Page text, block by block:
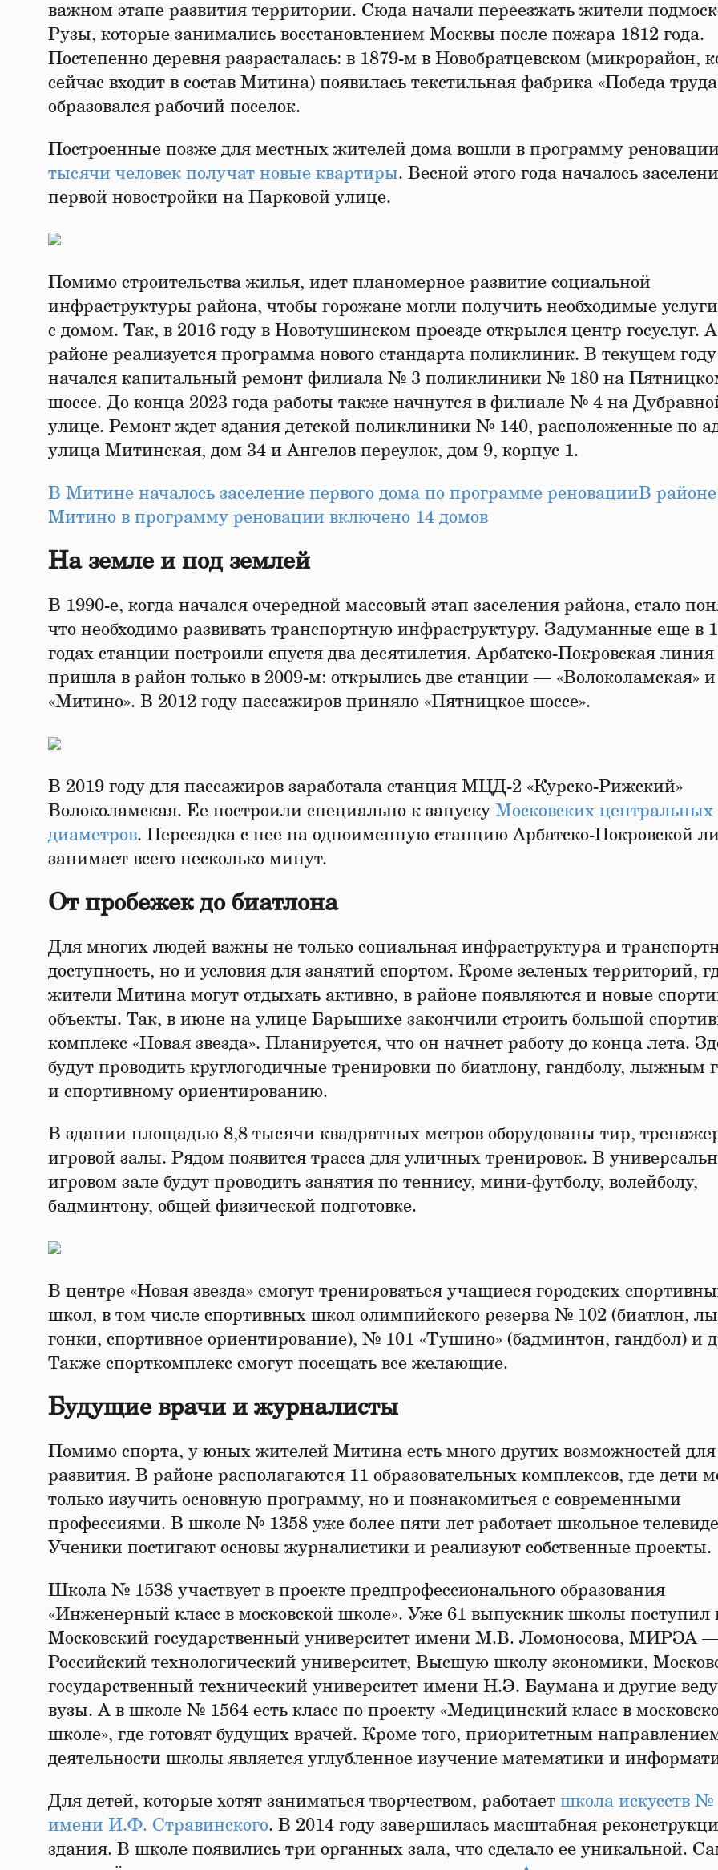
важном этапе развития территории. Сюда начали переезжать жители
Рузы, которые занимались восстановлением Москвы после пожара 1812 года.
Постепенно деревня разрасталась: в 1879-м в Новобратцевском (микрорайон,
сейчас входит в состав Митина) появилась текстильная фабрика «Победа
образовался рабочий поселок.
Построенные позже для местных жителей дома вошли в программу
тысячи человек получат новые квартиры. Весной этого года началось
первой новостройки на Парковой улице.
Помимо строительства жилья, идет планомерное развитие социальной
инфраструктуры района, чтобы горожане могли получить необходимые
с домом. Так, в 2016 году в Новотушинском проезде открылся центр госуслуг.
районе реализуется программа нового стандарта поликлиник. В текущем году
начался капитальный ремонт филиала № 3 поликлиники № 180 на
шоссе. До конца 2023 года работы также начнутся в филиале № 4 на
улице. Ремонт ждет здания детской поликлиники № 140, расположенные по
улица Митинская, дом 34 и Ангелов переулок, дом 9, корпус 1.
В Митине началось заселение первого дома по программе реновацииВ районе
Митино в программу реновации включено 14 домов
На земле и под землей
В 1990-е, когда начался очередной массовый этап заселения района, стало
что необходимо развивать транспортную инфраструктуру. Задуманные еще в
годах станции построили спустя два десятилетия. Арбатско-Покровская линия
пришла в район только в 2009-м: открылись две станции — «Волоколамская» и
«Митино». В 2012 году пассажиров приняло «Пятницкое шоссе».
В 2019 году для пассажиров заработала станция МЦД-2 «Курско-Рижский»
Волоколамская. Ее построили специально к запуску Московских центральных
диаметров. Пересадка с нее на одноименную станцию Арбатско-Покровской
занимает всего несколько минут.
От пробежек до биатлона
Для многих людей важны не только социальная инфраструктура и
доступность, но и условия для занятий спортом. Кроме зеленых территорий,
жители Митина могут отдыхать активно, в районе появляются и новые
объекты. Так, в июне на улице Барышихе закончили строить большой
комплекс «Новая звезда». Планируется, что он начнет работу до конца лета.
будут проводить круглогодичные тренировки по биатлону, гандболу, лыжным
и спортивному ориентированию.
В здании площадью 8,8 тысячи квадратных метров оборудованы тир,
игровой залы. Рядом появится трасса для уличных тренировок. В
игровом зале будут проводить занятия по теннису, мини-футболу, волейболу,
бадминтону, общей физической подготовке.
В центре «Новая звезда» смогут тренироваться учащиеся городских
школ, в том числе спортивных школ олимпийского резерва № 102 (биатлон,
гонки, спортивное ориентирование), № 101 «Тушино» (бадминтон, гандбол) и
Также спорткомплекс смогут посещать все желающие.
Будущие врачи и журналисты
Помимо спорта, у юных жителей Митина есть много других возможностей для
развития. В районе располагаются 11 образовательных комплексов, где дети
только изучить основную программу, но и познакомиться с современными
профессиями. В школе № 1358 уже более пяти лет работает школьное
Ученики постигают основы журналистики и реализуют собственные проекты.
Школа № 1538 участвует в проекте предпрофессионального образования
«Инженерный класс в московской школе». Уже 61 выпускник школы поступил
Московский государственный университет имени М.В. Ломоносова, МИРЭА
Российский технологический университет, Высшую школу экономики,
государственный технический университет имени Н.Э. Баумана и другие
вузы. А в школе № 1564 есть класс по проекту «Медицинский класс в
школе», где готовят будущих врачей. Кроме того, приоритетным
деятельности школы является углубленное изучение математики и
Для детей, которые хотят заниматься творчеством, работает школа искусств №
имени И.Ф. Стравинского. В 2014 году завершилась масштабная
здания. В школе появились три органных зала, что сделало ее уникальной.